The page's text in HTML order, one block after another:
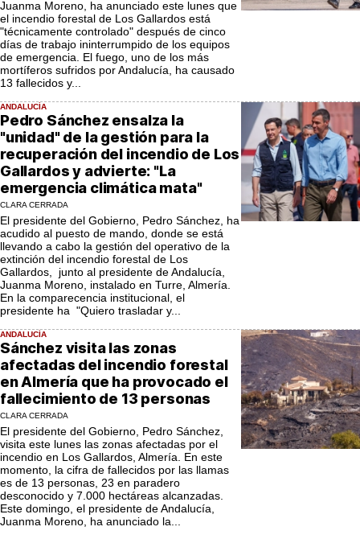
Juanma Moreno, ha anunciado este lunes que
el incendio forestal de Los Gallardos está
"técnicamente controlado" después de cinco
días de trabajo ininterrumpido de los equipos
de emergencia. El fuego, uno de los más
mortíferos sufridos por Andalucía, ha causado
13 fallecidos y...
ANDALUCÍA
Pedro Sánchez ensalza la
"unidad" de la gestión para la
recuperación del incendio de Los
Gallardos y advierte: "La
emergencia climática mata"
CLARA CERRADA
El presidente del Gobierno, Pedro Sánchez, ha
acudido al puesto de mando, donde se está
llevando a cabo la gestión del operativo de la
extinción del incendio forestal de Los
Gallardos, junto al presidente de Andalucía,
Juanma Moreno, instalado en Turre, Almería.
En la comparecencia institucional, el
presidente ha "Quiero trasladar y...
ANDALUCÍA
Sánchez visita las zonas
afectadas del incendio forestal
en Almería que ha provocado el
fallecimiento de 13 personas
CLARA CERRADA
El presidente del Gobierno, Pedro Sánchez,
visita este lunes las zonas afectadas por el
incendio en Los Gallardos, Almería. En este
momento, la cifra de fallecidos por las llamas
es de 13 personas, 23 en paradero
desconocido y 7.000 hectáreas alcanzadas.
Este domingo, el presidente de Andalucía,
Juanma Moreno, ha anunciado la...